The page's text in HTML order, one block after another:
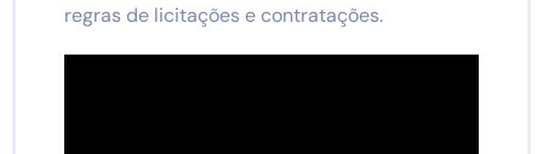
regras de licitações e contratações.